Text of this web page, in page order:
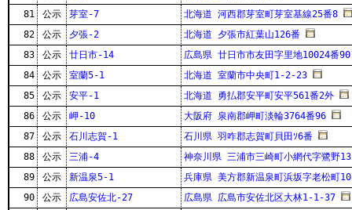
81
公示 芽室-7
北海道 河西郡芽室町芽室基線25番8
82
公示 夕張-2
北海道 夕張市紅葉山126番
83
公示 廿日市-14
広島県 廿日市市友田字里地10024番90
84
公示 室蘭5-1
北海道 室蘭市中央町1-2-23
85
公示 安平-1
北海道 勇払郡安平町安平561番2外
86
公示 岬-10
大阪府 泉南郡岬町淡輪3764番96
87
公示 石川志賀-1
石川県 羽咋郡志賀町貝田ｿ6番
88
公示 三浦-4
神奈川県 三浦市三崎町小網代字鷺野
89
公示 新温泉5-1
兵庫県 美方郡新温泉町浜坂字老松町
90
公示 広島安佐北-27
広島県 広島市安佐北区大林1-1-37